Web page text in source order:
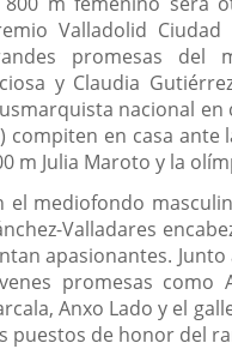
Valladolid
promesas del
y Claudia
nacional en
compiten en casa ante
m Julia Maroto y la
el mediofondo
Valladares
apasionantes.
promesas como
Anxo Lado y el
puestos de honor del